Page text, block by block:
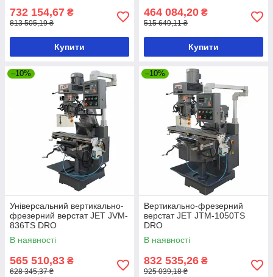
732 154,67 ₴
813 505,19 ₴
Купити
464 084,20 ₴
515 649,11 ₴
Купити
–10%
Універсальний вертикально-
фрезерний верстат JET JVM-
836TS DRO
В наявності
565 510,83 ₴
628 345,37 ₴
–10%
Вертикально-фрезерний
верстат JET JTM-1050TS
DRO
В наявності
832 535,26 ₴
925 039,18 ₴